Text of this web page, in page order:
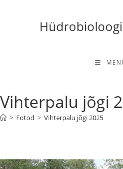
Vihterpalu jõgi
> Fotod > Vihterpalu jõgi 2025